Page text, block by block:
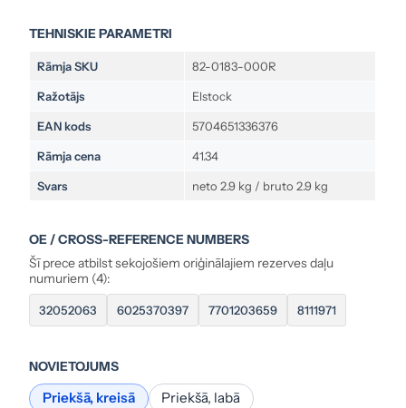
TEHNISKIE PARAMETRI
Rāmja SKU 82-0183-000R
Ražotājs Elstock
EAN kods 5704651336376
Rāmja cena 41.34
Svars neto 2.9 kg / bruto 2.9 kg
OE / CROSS-REFERENCE NUMBERS
Šī prece atbilst sekojošiem oriģinālajiem rezerves daļu
numuriem (4):
32052063 6025370397 7701203659 8111971
NOVIETOJUMS
Priekšā, kreisā Priekšā, labā